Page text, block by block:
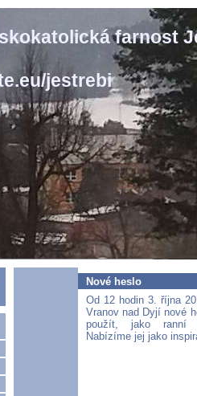
farnost
jestrebi
Nové heslo
Od 12 hodin 3. října
Vranov nad Dyjí nové
použít, jako ranní
Nabízíme jej jako